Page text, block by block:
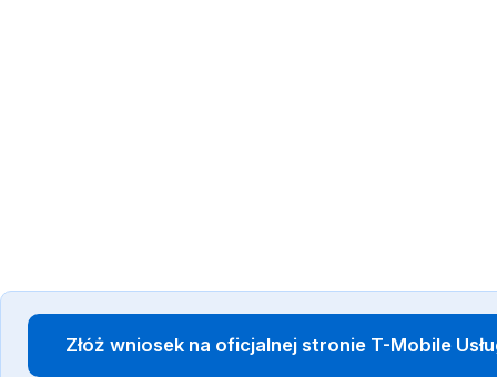
Złóż wniosek na oficjalnej stronie T-Mobile